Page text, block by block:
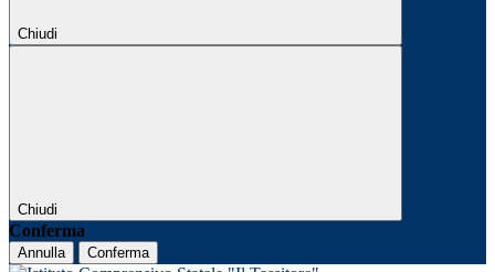
Chiudi
Chiudi
Conferma
Annulla Conferma